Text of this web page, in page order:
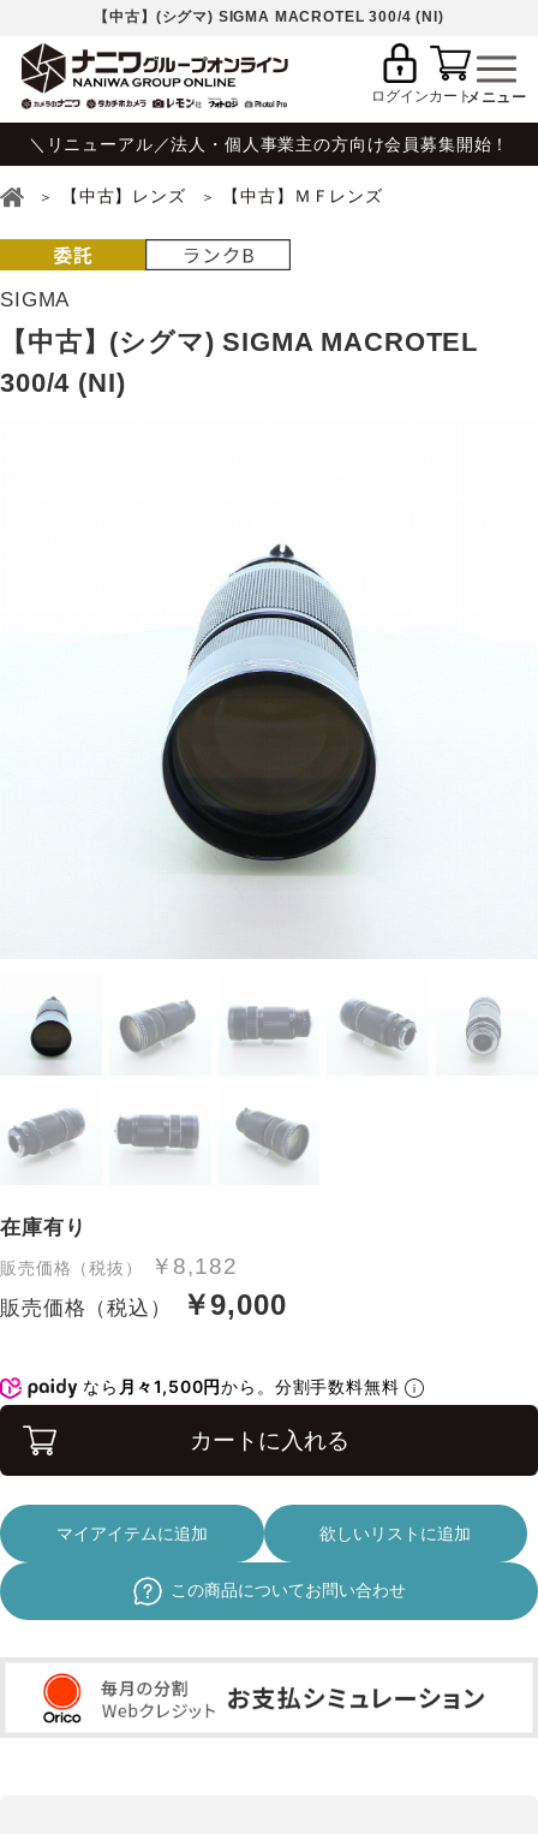
【中古】(シグマ) SIGMA MACROTEL 300/4 (NI)
ログインカート
＼リニューアル／法人・個人事業主の方向け会員募集開始！
【中古】レンズ 【中古】ＭＦレンズ
SIGMA
【中古】(シグマ) SIGMA MACROTEL
300/4 (NI)
在庫有り
販売価格（税抜） ￥8,182
販売価格（税込） ￥9,000
なら 月々1,500円から。分割手数料無料
カートに入れる
マイアイテムに追加 欲しいリストに追加
この商品についてお問い合わせ